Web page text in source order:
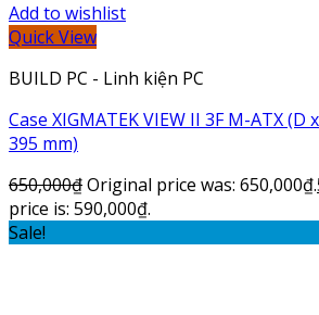
Add to wishlist
Quick View
BUILD PC - Linh kiện PC
Case XIGMATEK VIEW II 3F M-ATX (D
395 mm)
650,000₫Original price was: 650,000₫.
price is: 590,000₫.
Sale!